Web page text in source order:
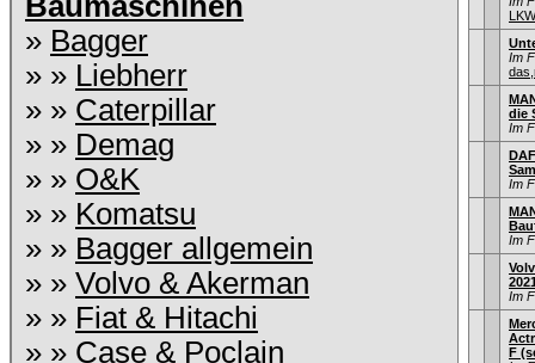
» Bagger
» » Liebherr
» » Caterpillar
» » Demag
» » O&K
» » Komatsu
» » Bagger allgemein
» » Volvo & Akerman
» » Fiat & Hitachi
» » Case & Poclain
Im
die
Im
Im
Im
Im
F